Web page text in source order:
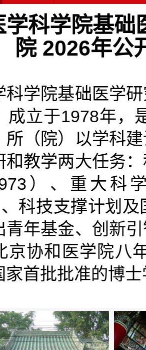
学科学院基础
院 2026年公
科学院基础医学
成立于1978年，
所（院）以学科
和教学两大任务
）、重大科
、科技支撑计划
青年基金、创新
京协和医学院八
家首批批准的博